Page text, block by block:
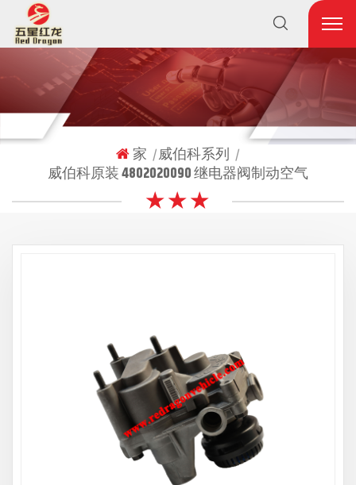
家 | 威伯科系列 |
威伯科原装 4802020090 继电器阀制动空气
★ ★ ★